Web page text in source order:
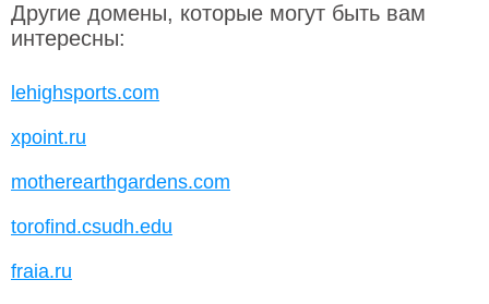
Другие домены, которые могут быть вам
интересны:
lehighsports.com
xpoint.ru
motherearthgardens.com
torofind.csudh.edu
fraia.ru